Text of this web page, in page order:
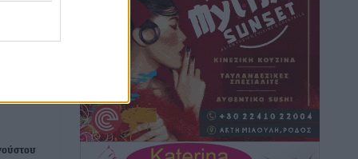
την παρθενική “πτήση” τους
Αθλητικά• πριν 11 ώρες
Άρης Αρχαγγέλου: Στο πλευρό του
άτυχου Ιάκωβου Θωμά
Αθλητικά• πριν 11 ώρες